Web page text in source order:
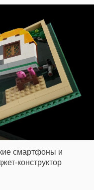
смартфоны и
конструктор